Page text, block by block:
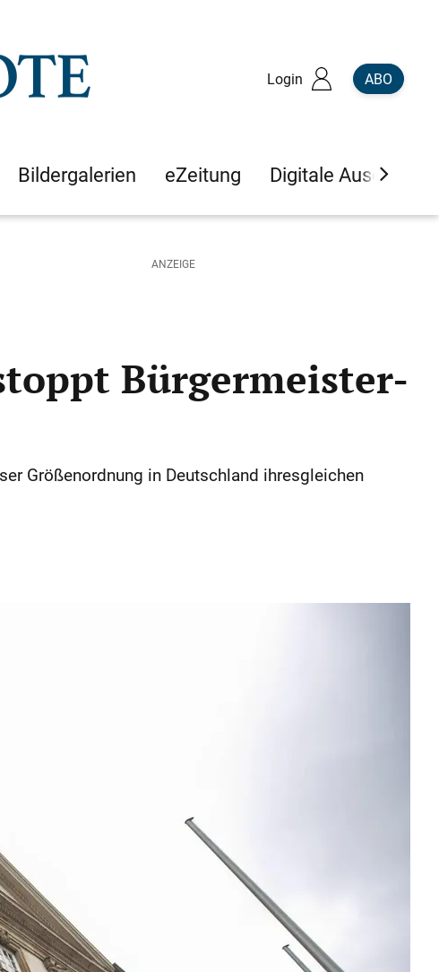
Login ABO
Bildergalerien eZeitung Digitale Ausgaben
Bürgermeister-
Größenordnung in Deutschland ihresgleichen